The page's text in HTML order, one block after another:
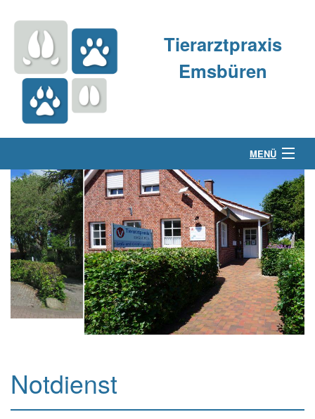
Tierarztpraxis
Emsbüren
MENÜ
Über uns
Kleintierpraxis
Großtierpraxis
Kontakt & Anfahrt
Notdienst